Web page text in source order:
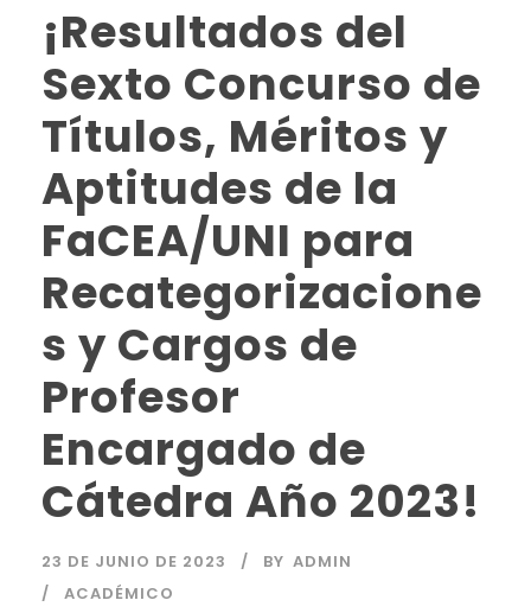
¡Resultados del
Sexto Concurso de
Títulos, Méritos y
Aptitudes de la
FaCEA/UNI para
Recategorizacione
s y Cargos de
Profesor
Encargado de
Cátedra Año 2023!
23 DE JUNIO DE 2023 BY ADMIN
ACADÉMICO